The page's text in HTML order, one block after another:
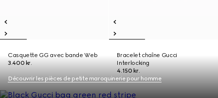
Casquette GG avec bande Web
3.400 kr.
Bracelet chaîne Gucci
Interlocking
4.150 kr.
Découvrir les pièces de petite maroquinerie pour homme